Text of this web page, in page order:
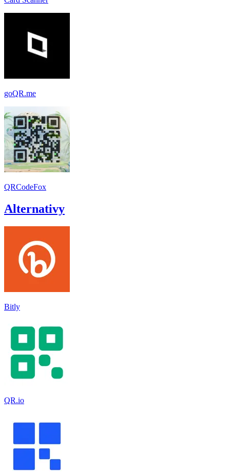
goQR.me
QRCodeFox
Alternativy
Bitly
QR.io